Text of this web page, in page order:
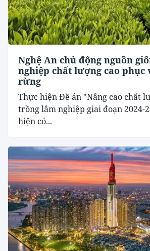
Nghệ An chủ động nguồn
nghiệp chất lượng cao phục
rừng
Thực hiện Đề án "Nâng cao chất
trồng lâm nghiệp giai đoạn 2024-
hiện có...